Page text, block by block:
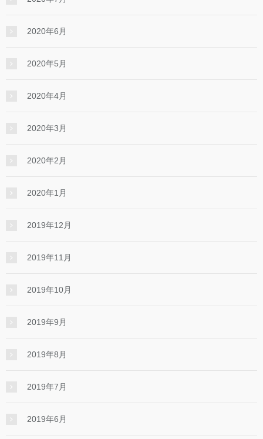
2020年6月
2020年5月
2020年4月
2020年3月
2020年2月
2020年1月
2019年12月
2019年11月
2019年10月
2019年9月
2019年8月
2019年7月
2019年6月